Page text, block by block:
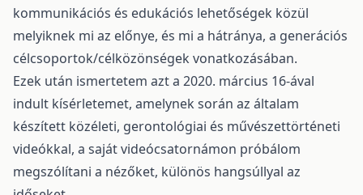
kommunikációs és edukációs lehetőségek közül
melyiknek mi az előnye, és mi a hátránya, a generációs
célcsoportok/célközönségek vonatkozásában.
Ezek után ismertetem azt a 2020. március 16-ával
indult kísérletemet, amelynek során az általam
készített közéleti, gerontológiai és művészettörténeti
videókkal, a saját videócsatornámon próbálom
megszólítani a nézőket, különös hangsúllyal az